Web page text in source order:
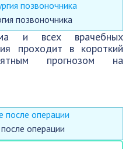
позвоночника
и всех врачебных
проходит в короткий
прогнозом на
операции